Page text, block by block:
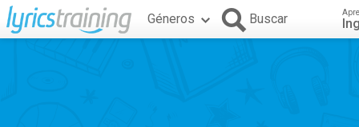
Géneros Buscar